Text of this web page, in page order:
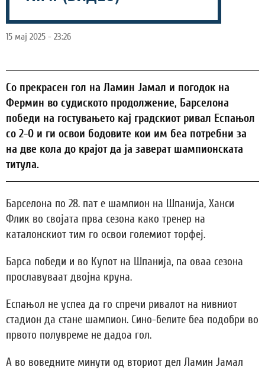
15 мај 2025 - 23:26
Со прекрасен гол на Ламин Јамал и погодок на
Фермин во судиското продолжение, Барселона
победи на гостувањето кај градскиот ривал Еспањол
со 2-0 и ги освои бодовите кои им беа потребни за
на две кола до крајот да ја заверат шампионската
титула.
Барселона по 28. пат е шампион на Шпанија, Ханси
Флик во својата прва сезона како тренер на
каталонскиот тим го освои големиот торфеј.
Барса победи и во Купот на Шпанија, па оваа сезона
прославуваат двојна круна.
Еспањол не успеа да го спречи ривалот на нивниот
стадион да стане шампион. Сино-белите беа подобри во
првото полувреме не дадоа гол.
А во воведните минути од вториот дел Ламин Јамал